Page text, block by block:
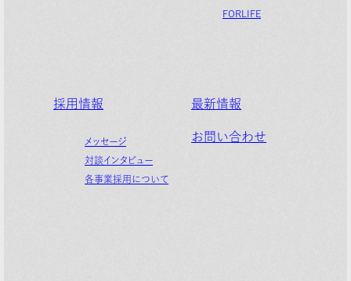
FORLIFE
採用情報
メッセージ
対談インタビュー
各事業採用について
最新情報
お問い合わせ